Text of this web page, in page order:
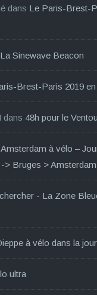
dans Le Paris-Brest-
La Sinewave Beacon
Brest-Paris 2019
dans 48h pour le
à vélo –
> Bruges >
- La Zone
à vélo dans la
ultra